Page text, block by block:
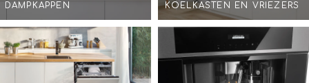
DAMPKAPPEN KOELKASTEN EN VRIEZERS